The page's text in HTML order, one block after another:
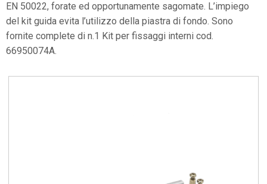
EN 50022, forate ed opportunamente sagomate. L’impiego
del kit guida evita l’utilizzo della piastra di fondo. Sono
fornite complete di n.1 Kit per fissaggi interni cod.
66950074A.